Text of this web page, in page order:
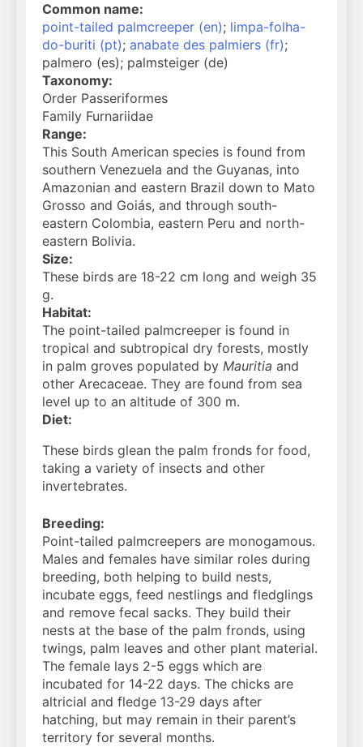
Common name:
point-tailed palmcreeper (en); limpa-folha-
do-buriti (pt); anabate des palmiers (fr);
palmero (es); palmsteiger (de)
Taxonomy:
Order Passeriformes
Family Furnariidae
Range:
This South American species is found from
southern Venezuela and the Guyanas, into
Amazonian and eastern Brazil down to Mato
Grosso and Goiás, and through south-
eastern Colombia, eastern Peru and north-
eastern Bolivia.
Size:
These birds are 18-22 cm long and weigh 35
g.
Habitat:
The point-tailed palmcreeper is found in
tropical and subtropical dry forests, mostly
in palm groves populated by Mauritia and
other Arecaceae. They are found from sea
level up to an altitude of 300 m.
Diet:
These birds glean the palm fronds for food,
taking a variety of insects and other
invertebrates.
Breeding:
Point-tailed palmcreepers are monogamous.
Males and females have similar roles during
breeding, both helping to build nests,
incubate eggs, feed nestlings and fledglings
and remove fecal sacks. They build their
nests at the base of the palm fronds, using
twings, palm leaves and other plant material.
The female lays 2-5 eggs which are
incubated for 14-22 days. The chicks are
altricial and fledge 13-29 days after
hatching, but may remain in their parent’s
territory for several months.